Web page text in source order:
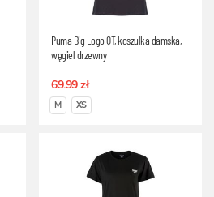
Puma Big Logo QT, koszulka damska,
węgiel drzewny
69.99 zł
M XS